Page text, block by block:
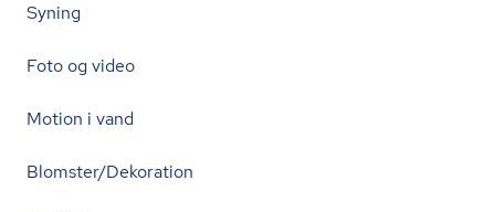
Syning
Foto og video
Motion i vand
Blomster/Dekoration